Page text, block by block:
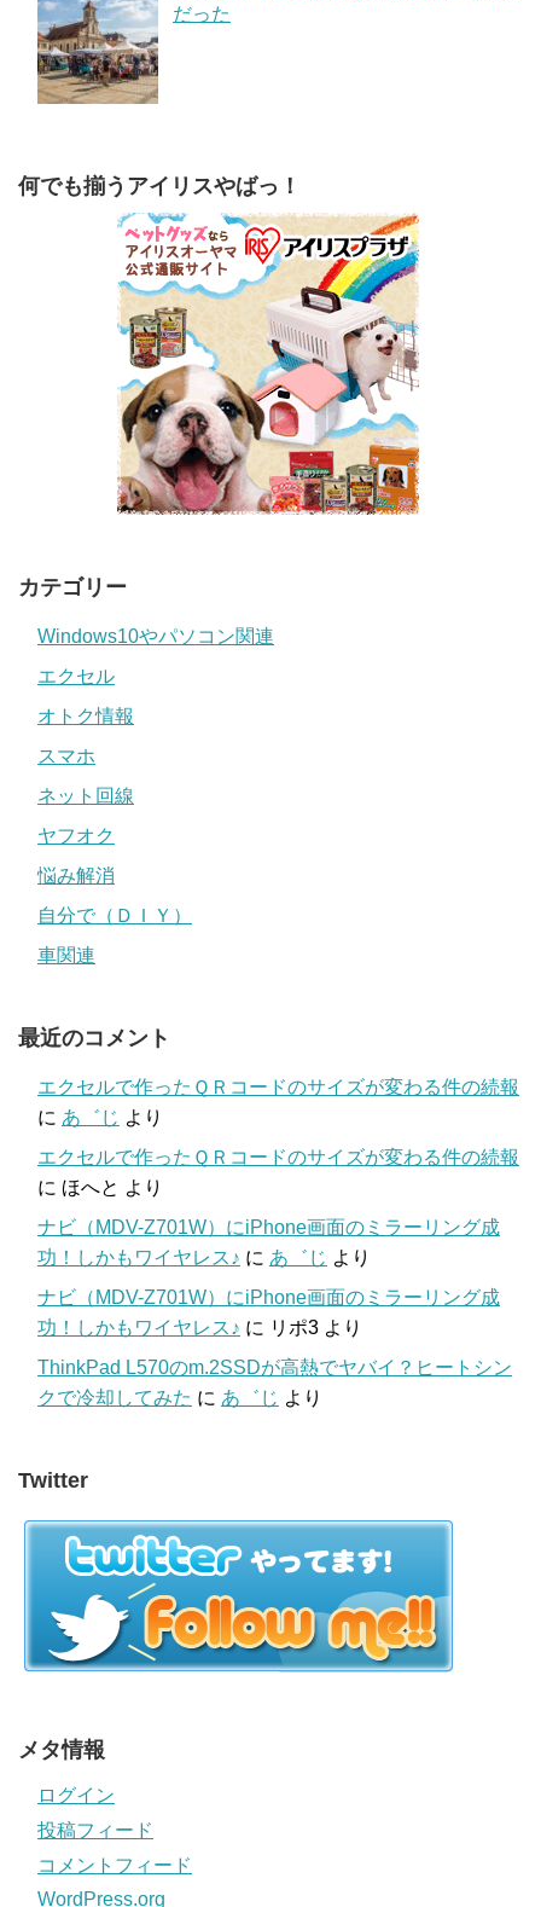
だった
何でも揃うアイリスやばっ！
カテゴリー
Windows10やパソコン関連
エクセル
オトク情報
スマホ
ネット回線
ヤフオク
悩み解消
自分で（ＤＩＹ）
車関連
最近のコメント
エクセルで作ったＱＲコードのサイズが変わる件の続報
に あ゛じ より
エクセルで作ったＱＲコードのサイズが変わる件の続報
に ほへと より
ナビ（MDV-Z701W）にiPhone画面のミラーリング成
功！しかもワイヤレス♪ に あ゛じ より
ナビ（MDV-Z701W）にiPhone画面のミラーリング成
功！しかもワイヤレス♪ に リポ3 より
ThinkPad L570のm.2SSDが高熱でヤバイ？ヒートシン
クで冷却してみた に あ゛じ より
Twitter
メタ情報
ログイン
投稿フィード
コメントフィード
WordPress.org